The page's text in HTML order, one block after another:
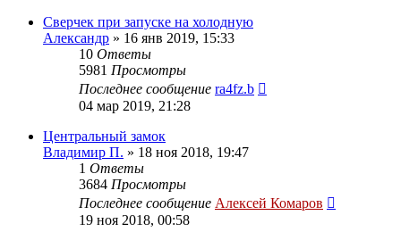
Сверчек при запуске на холодную
Александр » 16 янв 2019, 15:33
10 Ответы
5981 Просмотры
Последнее сообщение ra4fz.b
04 мар 2019, 21:28
Центральный замок
Владимир П. » 18 ноя 2018, 19:47
1 Ответы
3684 Просмотры
Последнее сообщение Алексей Комаров
19 ноя 2018, 00:58